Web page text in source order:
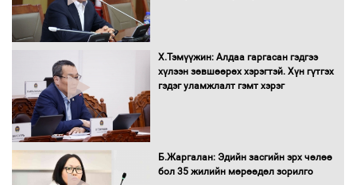
Н.Номтойбаяр: Аймгуудад тулгамдаж
буй асуудлуудыг Засгийн газрын
хуралдаанд танилцуулж,
эрэгтэйчүүдийн волейболын тэмцээнд
оролцож байгаа баг тамирчдад
Х.Тэмүүжин: Алдаа гаргасан гэдгээ
хүлээн зөвшөөрөх хэрэгтэй. Хүн гүтгэх
гэдэг уламжлалт гэмт хэрэг
Б.Жаргалан: Эдийн засгийн эрх чөлөө
бол 35 жилийн мөрөөдөл зорилго